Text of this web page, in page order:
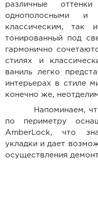
различные
однополосными
классическим, так
тонированный под
гармонично
стилях и
ваниль легко
интерьерах в стиле
конечно же,
Напоминаем, что
по периметру
AmberLock, что
укладки и дает
осуществления